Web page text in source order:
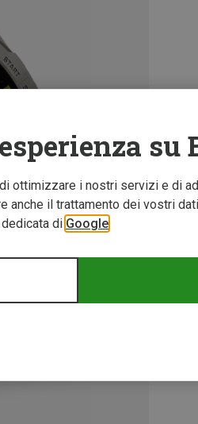
su
ottimizzare i nostri servizi e di
anche il trattamento dei vostri
di Google